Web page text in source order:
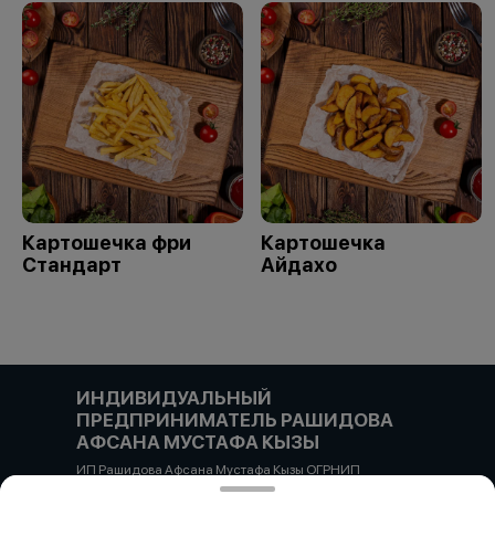
Картошечка фри
Стандарт
Картошечка
Айдахо
ИНДИВИДУАЛЬНЫЙ
ПРЕДПРИНИМАТЕЛЬ РАШИДОВА
АФСАНА МУСТАФА КЫЗЫ
ИП Рашидова Афсана Мустафа Кызы ОГРНИП
322784700051126 ИНН 781719784300 Российская